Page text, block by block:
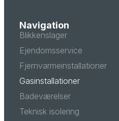
Navigation
Blikkenslager
Ejendomsservice
Fjernvarmeinstallationer
Gasinstallationer
Badeværelser
Teknisk isolering